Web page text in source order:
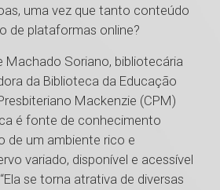
uma vez que tanto conteúdo
de plataformas online?
Machado Soriano, bibliotecária
da Biblioteca da Educação
Mackenzie (CPM)
é fonte de conhecimento
de um ambiente rico e
variado, disponível e acessível
se torna atrativa de diversas